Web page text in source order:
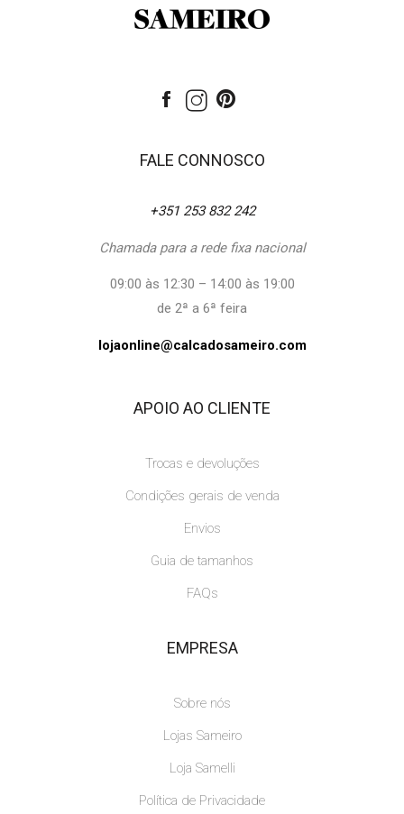
FALE CONNOSCO
+351 253 832 242
Chamada para a rede fixa nacional
09:00 às 12:30 – 14:00 às 19:00
de 2ª a 6ª feira
lojaonline@calcadosameiro.com
APOIO AO CLIENTE
Trocas e devoluções
Condições gerais de venda
Envios
Guia de tamanhos
FAQs
EMPRESA
Sobre nós
Lojas Sameiro
Loja Samelli
Política de Privacidade